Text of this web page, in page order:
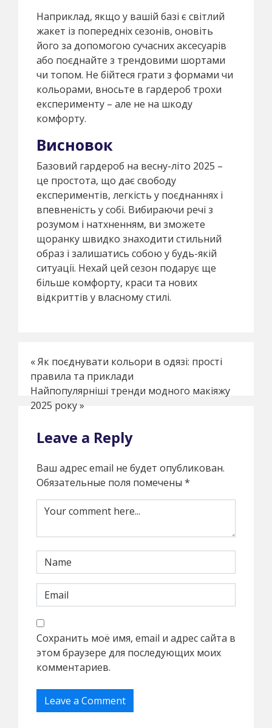
Наприклад, якщо у вашій базі є світлий
жакет із попередніх сезонів, оновіть
його за допомогою сучасних аксесуарів
або поєднайте з трендовими шортами
чи топом. Не бійтеся грати з формами чи
кольорами, вносьте в гардероб трохи
експерименту – але не на шкоду
комфорту.
Висновок
Базовий гардероб на весну-літо 2025 –
це простота, що дає свободу
експериментів, легкість у поєднаннях і
впевненість у собі. Вибираючи речі з
розумом і натхненням, ви зможете
щоранку швидко знаходити стильний
образ і залишатись собою у будь-якій
ситуації. Нехай цей сезон подарує ще
більше комфорту, краси та нових
відкриттів у власному стилі.
«Як поєднувати кольори в одязі: прості
правила та приклади
Найпопулярніші тренди модного макіяжу
2025 року»
Leave a Reply
Ваш адрес email не будет опубликован.
Обязательные поля помечены *
Сохранить моё имя, email и адрес сайта в
этом браузере для последующих моих
комментариев.